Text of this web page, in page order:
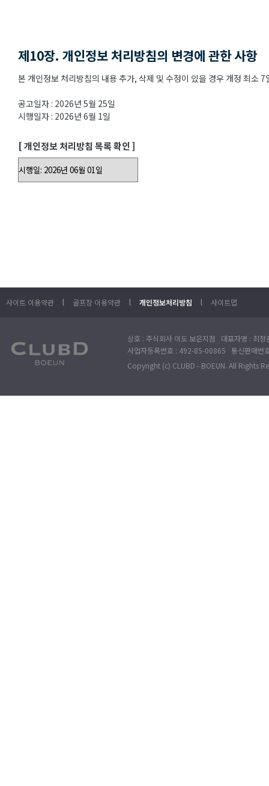
제10장. 개인정보 처리방침의 변경에 관한 사항
본 개인정보 처리방침의 내용 추가, 삭제 및 수정이 있을 경우 개정 최소
공고일자 : 2026년 5월 25일
시행일자 : 2026년 6월 1일
[ 개인정보 처리방침 목록 확인 ]
사이트 이용약관 l 골프장 이용약관 l 개인정보처리방침 l 사이트맵
상호 : 주식회사 이도 보은지점 대표자명 : 최
사업자등록번호 : 492-85-00865 통신판매
Copyright (c) CLUBD - BOEUN. All Rights